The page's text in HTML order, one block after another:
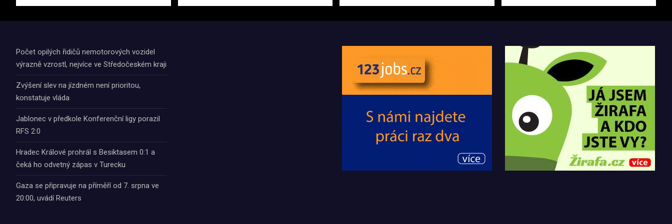
Počet opilých řidičů nemotorových vozidel
výrazně vzrostl, nejvíce ve Středočeském kraji
Zvýšení slev na jízdném není prioritou,
konstatuje vláda
Jablonec v předkole Konferenční ligy porazil
RFS 2:0
Hradec Králové prohrál s Besiktasem 0:1 a
čeká ho odvetný zápas v Turecku
Gaza se připravuje na příměří od 7. srpna ve
20:00, uvádí Reuters